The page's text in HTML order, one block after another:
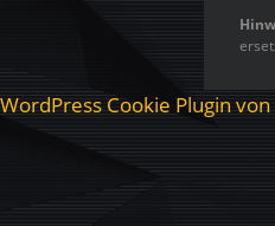
WordPress Cookie Plugin